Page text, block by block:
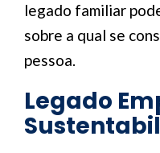
legado familiar
sobre a qual se
pessoa.
Legado